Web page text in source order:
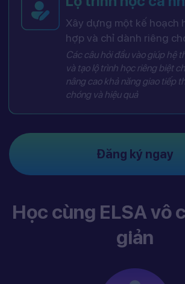
Xây dựng một kế hoạch
hợp và chỉ dành riêng
Các câu hỏi đầu vào giúp hệ
và tạo lộ trình học riêng biệt
nâng cao khả năng giao tiếp
chóng và hiệu quả
Đăng ký ngay
Học cùng ELSA vô
giản